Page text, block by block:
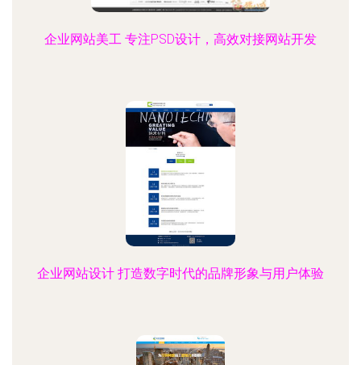
企业网站美工 专注PSD设计，高效对接网站开发
企业网站设计 打造数字时代的品牌形象与用户体验